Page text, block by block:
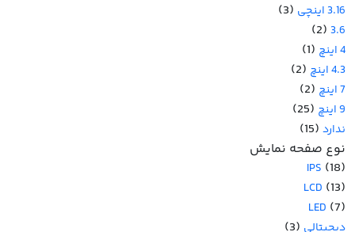
3.16 اینچی (3)
3.6
(2)
4 اینچ (1)
4.3 اینچ (2)
7 اینچ (2)
9 اینچ (25)
ندارد (15)
نوع صفحه نمایش
IPS (18)
LCD (13)
LED (7)
دیجیتالی (3)